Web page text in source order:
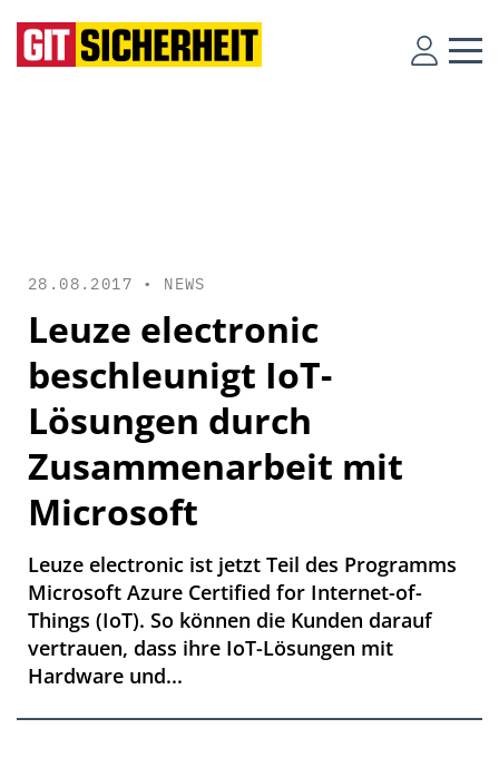
28.08.2017 • NEWS
Leuze electronic
beschleunigt IoT-
Lösungen durch
Zusammenarbeit mit
Microsoft
Leuze electronic ist jetzt Teil des Programms
Microsoft Azure Certified for Internet-of-
Things (IoT). So können die Kunden darauf
vertrauen, dass ihre IoT-Lösungen mit
Hardware und...